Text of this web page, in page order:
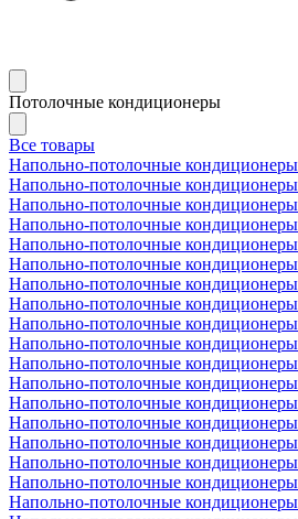
Потолочные кондиционеры
Все товары
Напольно-потолочные
Напольно-потолочные
Напольно-потолочные
Напольно-потолочные
Напольно-потолочные
Напольно-потолочные кондиционеры
Напольно-потолочные
Напольно-потолочные
Напольно-потолочные
Напольно-потолочные
Напольно-потолочные
Напольно-потолочные
Напольно-потолочные
Напольно-потолочные
Напольно-потолочные
Напольно-потолочные
Напольно-потолочные
Напольно-потолочные